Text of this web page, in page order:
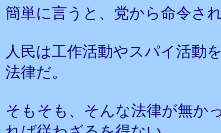
簡単に言うと、党から命令さ
人民は工作活動やスパイ活動
法律だ。
そもそも、そんな法律が無か